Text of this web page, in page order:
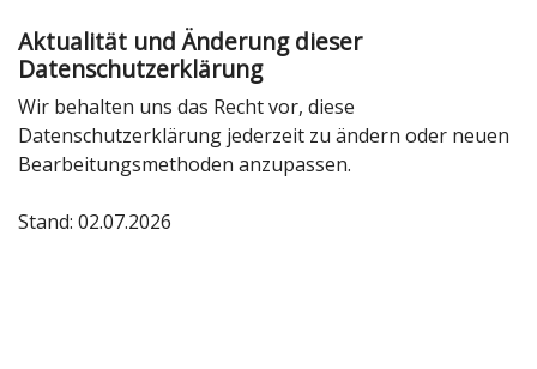
Aktualität und Änderung dieser
Datenschutzerklärung
Wir behalten uns das Recht vor, diese
Datenschutzerklärung jederzeit zu ändern oder neuen
Bearbeitungsmethoden anzupassen.
Stand: 02.07.2026